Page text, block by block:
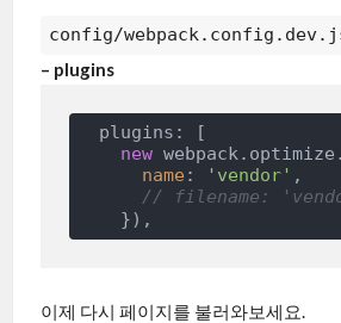
config/
– plugins
  plugins: [
new
name : 'vendor' ,
// filename:
이제 다시 페이지를 불러와보세요.